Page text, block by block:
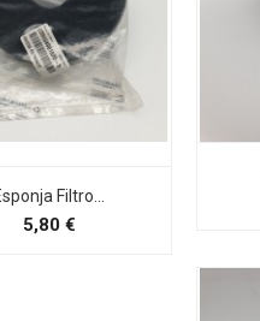
Filtro...
5,80 €Preço